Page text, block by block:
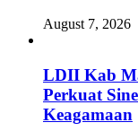
August 7, 2026
LDII Kab
Perkuat
Keagamaan